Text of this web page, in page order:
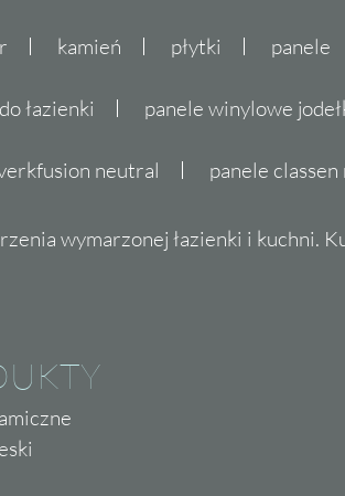
kamień płytki panele
łazienki panele winylowe
neutral panele classen
wymarzonej łazienki i kuchni.